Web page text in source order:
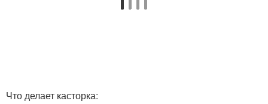
Что делает касторка: